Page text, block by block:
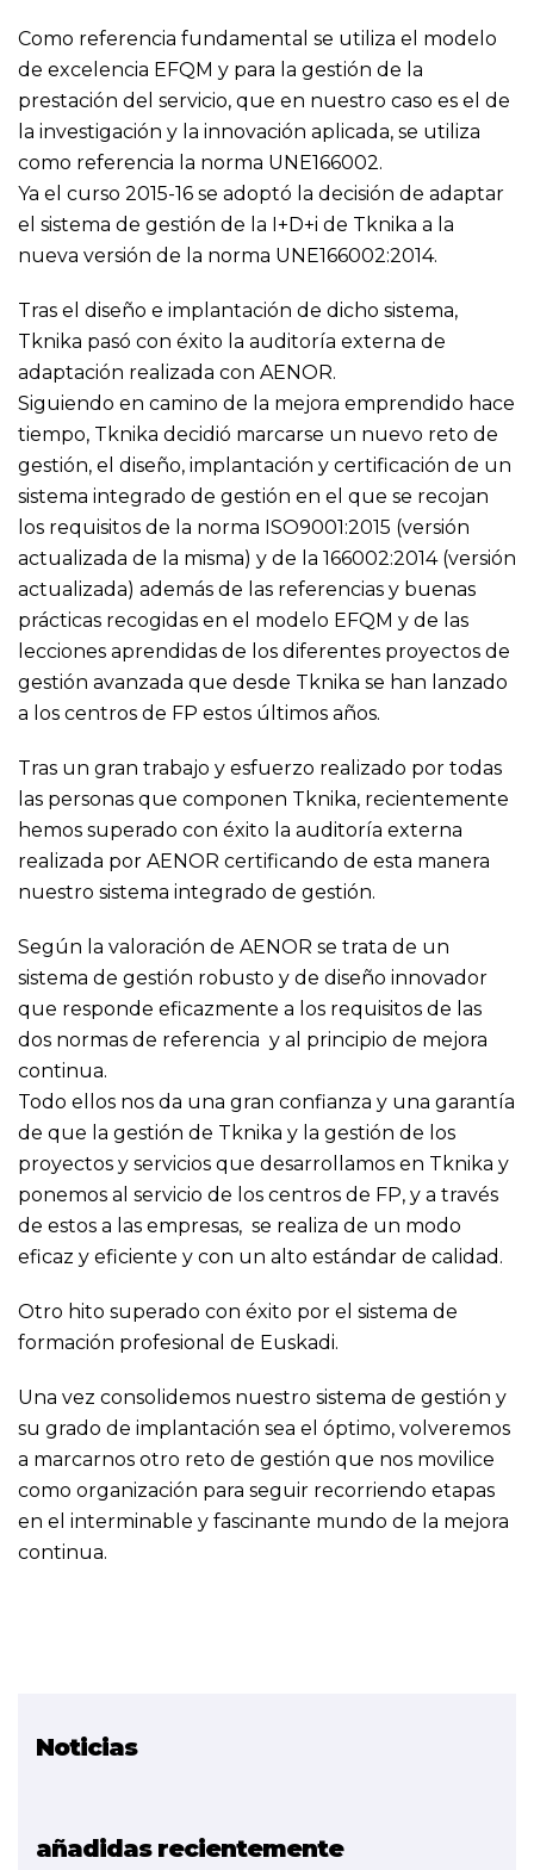
Como referencia fundamental se utiliza el modelo
de excelencia EFQM y para la gestión de la
prestación del servicio, que en nuestro caso es el de
la investigación y la innovación aplicada, se utiliza
como referencia la norma UNE166002.
Ya el curso 2015-16 se adoptó la decisión de adaptar
el sistema de gestión de la I+D+i de Tknika a la
nueva versión de la norma UNE166002:2014.
Tras el diseño e implantación de dicho sistema,
Tknika pasó con éxito la auditoría externa de
adaptación realizada con AENOR.
Siguiendo en camino de la mejora emprendido hace
tiempo, Tknika decidió marcarse un nuevo reto de
gestión, el diseño, implantación y certificación de un
sistema integrado de gestión en el que se recojan
los requisitos de la norma ISO9001:2015 (versión
actualizada de la misma) y de la 166002:2014 (versión
actualizada) además de las referencias y buenas
prácticas recogidas en el modelo EFQM y de las
lecciones aprendidas de los diferentes proyectos de
gestión avanzada que desde Tknika se han lanzado
a los centros de FP estos últimos años.
Tras un gran trabajo y esfuerzo realizado por todas
las personas que componen Tknika, recientemente
hemos superado con éxito la auditoría externa
realizada por AENOR certificando de esta manera
nuestro sistema integrado de gestión.
Según la valoración de AENOR se trata de un
sistema de gestión robusto y de diseño innovador
que responde eficazmente a los requisitos de las
dos normas de referencia y al principio de mejora
continua.
Todo ellos nos da una gran confianza y una garantía
de que la gestión de Tknika y la gestión de los
proyectos y servicios que desarrollamos en Tknika y
ponemos al servicio de los centros de FP, y a través
de estos a las empresas, se realiza de un modo
eficaz y eficiente y con un alto estándar de calidad.
Otro hito superado con éxito por el sistema de
formación profesional de Euskadi.
Una vez consolidemos nuestro sistema de gestión y
su grado de implantación sea el óptimo, volveremos
a marcarnos otro reto de gestión que nos movilice
como organización para seguir recorriendo etapas
en el interminable y fascinante mundo de la mejora
continua.
Noticias
añadidas recientemente